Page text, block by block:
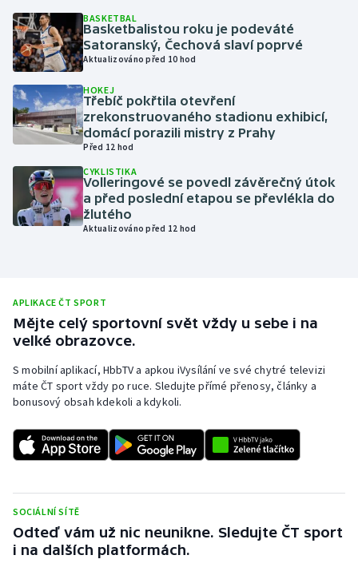
Lyže a snowboard
Moderní pětiboj
Motorsport
Olympijské hry
Parasport
Plavání
Rychlobruslení
Short track
Sportovní střelba
Triatlon
Veslování
BASKETBAL
Basketbalistou roku je podeváté
Satoranský, Čechová slaví poprvé
Aktualizováno před 10 hod
HOKEJ
Třebíč pokřtila otevření
zrekonstruovaného stadionu exhibicí,
domácí porazili mistry z Prahy
Před 12 hod
CYKLISTIKA
Volleringové se povedl závěrečný útok
a před poslední etapou se převlékla do
žlutého
Aktualizováno před 12 hod
APLIKACE ČT SPORT
Mějte celý sportovní svět vždy u sebe i na
velké obrazovce.
S mobilní aplikací, HbbTV a apkou iVysílání ve své chytré televizi
máte ČT sport vždy po ruce. Sledujte přímé přenosy, články a
bonusový obsah kdekoli a kdykoli.
SOCIÁLNÍ SÍTĚ
Odteď vám už nic neunikne. Sledujte ČT sport
i na dalších platformách.